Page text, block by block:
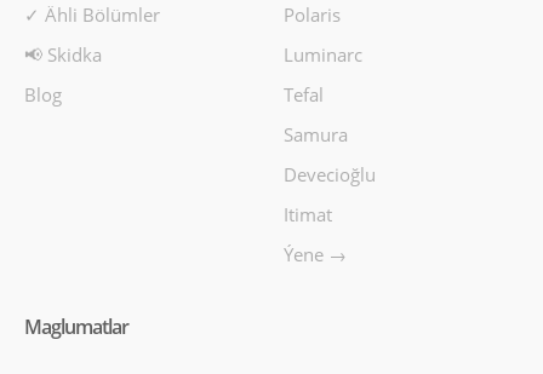
✓ Ähli Bölümler
📢 Skidka
Blog
Polaris
Luminarc
Tefal
Samura
Devecioğlu
Itimat
Ýene →
Maglumatlar